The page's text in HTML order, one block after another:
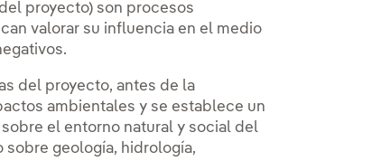
proyecto) son procesos
valorar su influencia en el medio
del proyecto, antes de la
ambientales y se establece un
el entorno natural y social del
sobre geología, hidrología,